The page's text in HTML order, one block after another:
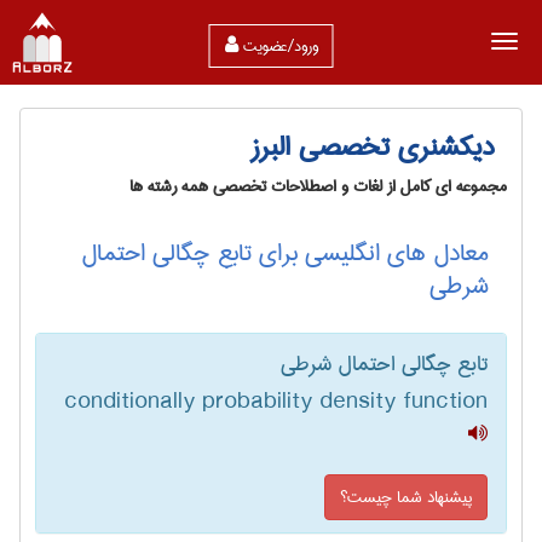
ورود/عضویت
دیکشنری تخصصی البرز
مجموعه ای کامل از لغات و اصطلاحات تخصصی همه رشته ها
معادل های انگلیسی برای تابع چگالی احتمال
شرطی
تابع چگالی احتمال شرطی
conditionally probability density function
پیشنهاد شما چیست؟